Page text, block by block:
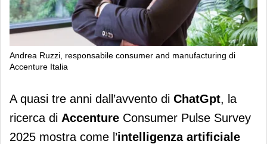
Andrea Ruzzi, responsabile consumer and manufacturing di
Accenture Italia
Accenture Consumer Pulse Survey
2025, l'IA rinnova la relazione con i
consumatori
A quasi tre anni dall’avvento di ChatGpt, la
ricerca di Accenture Consumer Pulse Survey
2025 mostra come l’intelligenza artificiale